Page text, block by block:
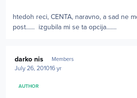
htedoh reci, CENTA, naravno, a sad ne
post...... izgubila mi se ta opcija.......
darko nis Members
July 26, 201016 yr
AUTHOR